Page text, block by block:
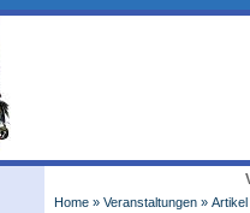
Home » Veranstaltungen » Artikel